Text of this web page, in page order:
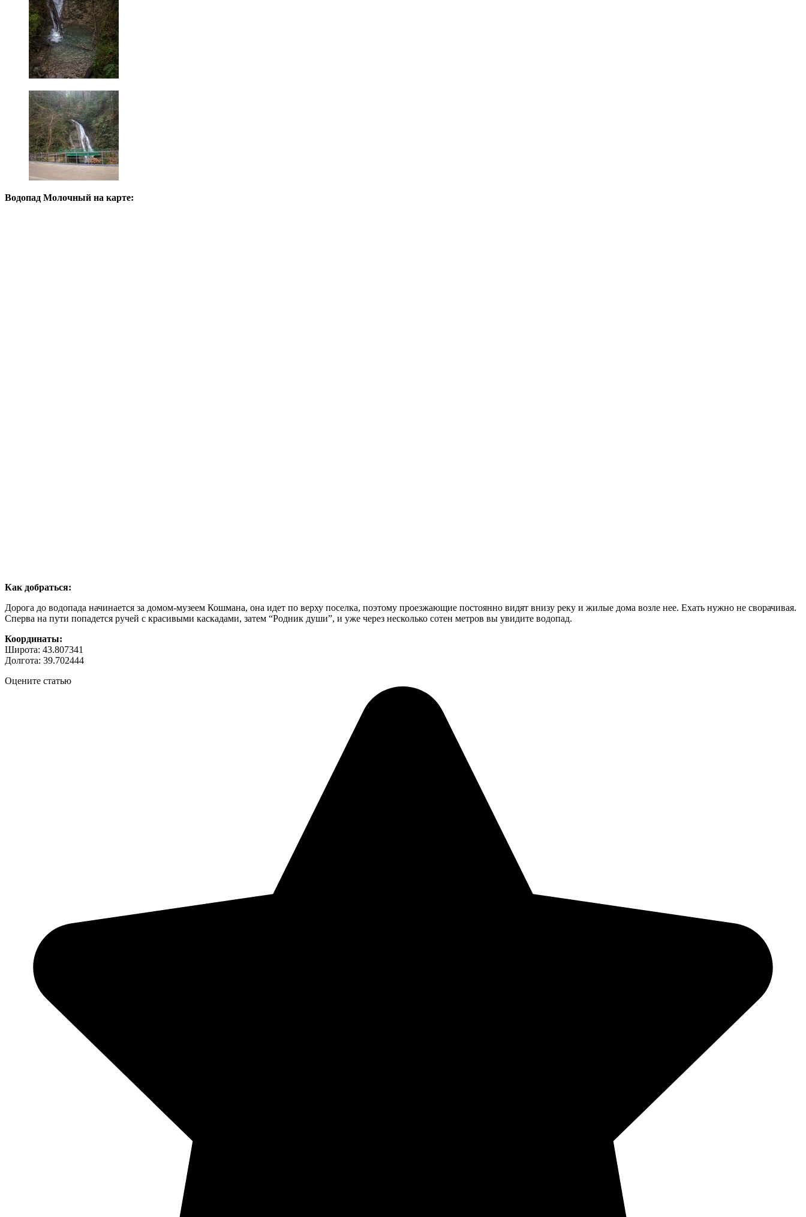
Водопад Молочный на карте:
Как добраться:
Дорога до водопада начинается за домом-музеем Кошмана, она идет по верху поселка, поэтому проезжающие постоянно видят внизу реку и жилые дома возле нее. Ехать нужно не сворачивая.
Сперва на пути попадется ручей с красивыми каскадами, затем “Родник души”, и уже через несколько сотен метров вы увидите водопад.
Координаты:
Широта: 43.807341
Долгота: 39.702444
Оцените статью